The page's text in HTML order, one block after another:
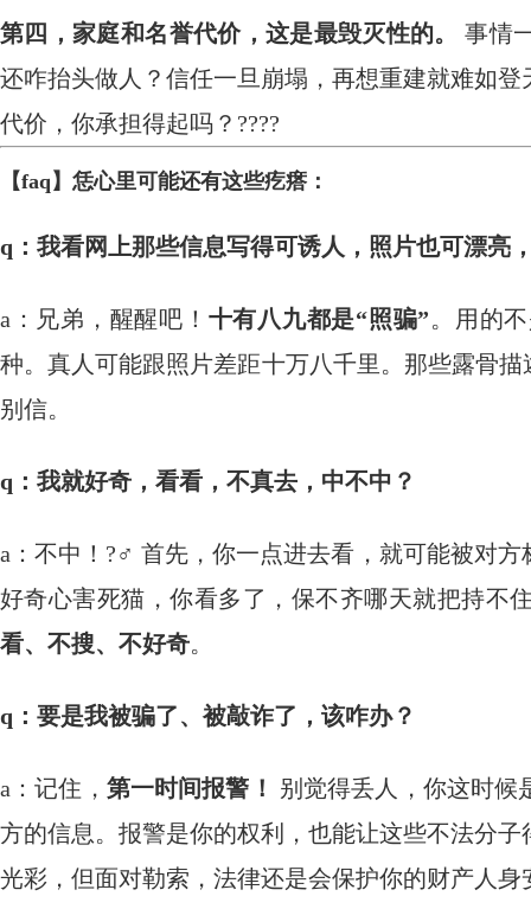
第四，家庭和名誉代价，这是最毁灭性的。
事情
还咋抬头做人？信任一旦崩塌，再想重建就难如
代价，你承担得起吗？?‍?‍?‍?
【faq】恁心里可能还有这些疙瘩：
q：我看网上那些信息写得可诱人，照片也可漂亮
a：兄弟，醒醒吧！ 十有八九都是“照骗”。用的
种。真人可能跟照片差距十万八千里。那些露骨
别信。
q：我就好奇，看看，不真去，中不中？
a：不中！?‍♂️ 首先，你一点进去看，就可能被对
好奇心害死猫，你看多了，保不齐哪天就把持不
看、不搜、不好奇。
q：要是我被骗了、被敲诈了，该咋办？
a：记住， 第一时间报警！
别觉得丢人，你这时
方的信息。报警是你的权利，也能让这些不法分
光彩，但面对勒索，法律还是会保护你的财产人身